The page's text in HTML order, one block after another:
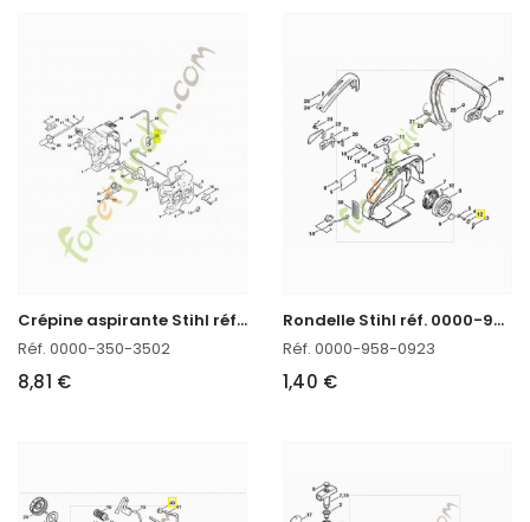
C
répine aspirante Stihl réf. 0000-350-3502
Réf. 0000-350-3502
8,81 €
R
ondelle Stihl réf. 0000-958-0923 en stock
Réf. 0000-958-0923
1,40 €